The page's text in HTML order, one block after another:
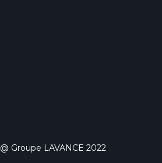
@ Groupe LAVANCE 2022